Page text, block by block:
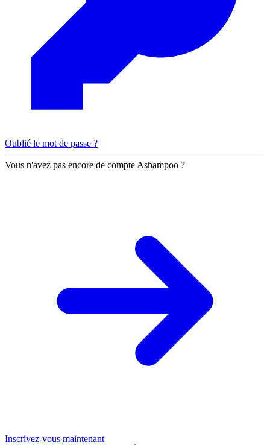
Oublié le mot de passe ?
Vous n'avez pas encore de compte Ashampoo ?
Inscrivez-vous maintenant